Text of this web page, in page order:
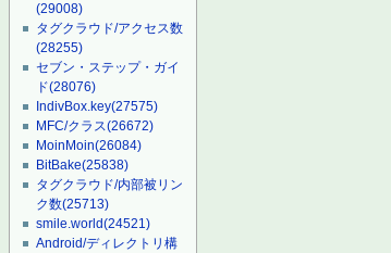
(29008)
タグクラウド/アクセス数
(28255)
セブン・ステップ・ガイ
ド(28076)
IndivBox.key(27575)
MFC/クラス(26672)
MoinMoin(26084)
BitBake(25838)
タグクラウド/内部被リン
ク数(25713)
smile.world(24521)
Android/ディレクトリ構